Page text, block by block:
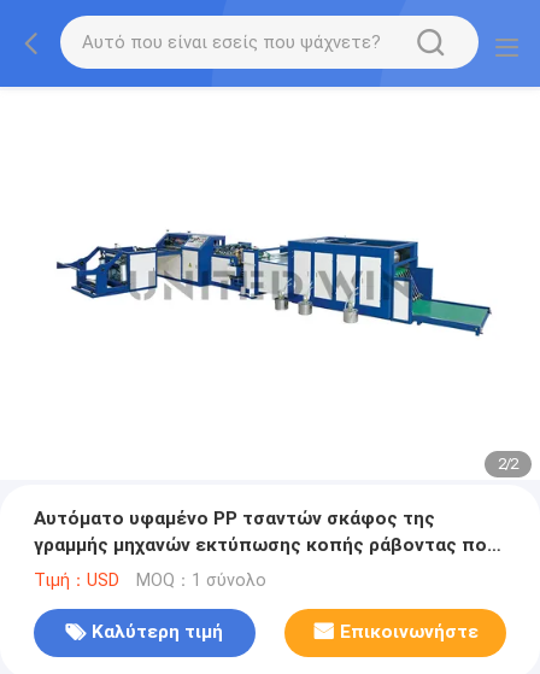
2/2
Αυτόματο υφαμένο PP τσαντών σκάφος της
γραμμής μηχανών εκτύπωσης κοπής ράβοντας που
παρεμβάλλει 10kw
Τιμή：USD MOQ：1 σύνολο
Καλύτερη τιμή Επικοινωνήστε